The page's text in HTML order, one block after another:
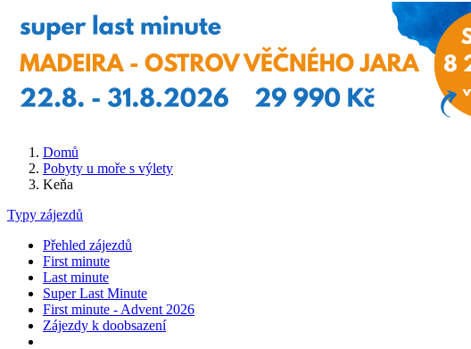
Domů
Pobyty u moře s výlety
Keňa
Typy zájezdů
Přehled zájezdů
First minute
Last minute
Super Last Minute
First minute - Advent 2026
Zájezdy k doobsazení